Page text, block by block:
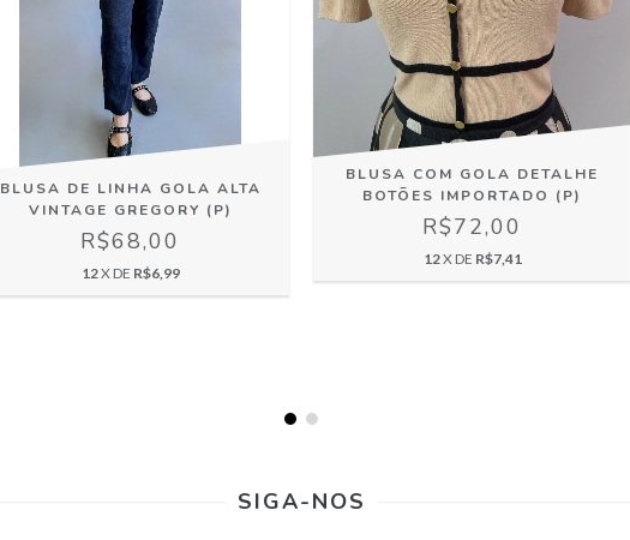
BLUSA DE LINHA GOLA ALTA
VINTAGE GREGORY (P)
R$68,00
12X DE R$6,99
BLUSA COM GOLA DETALHE
BOTÕES IMPORTADO (P)
R$72,00
12X DE R$7,41
SIGA-NOS